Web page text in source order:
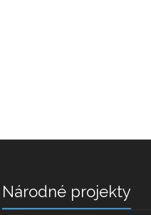
Národné projekty